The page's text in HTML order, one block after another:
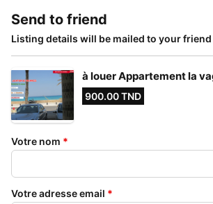
Send to friend
Listing details will be mailed to your friend
à louer Appartement la
900.00 TND
Votre nom *
Votre adresse email *